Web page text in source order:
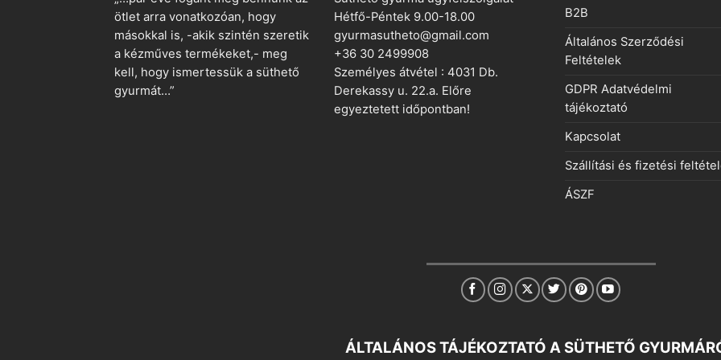
ötlet arra vonatkozóan, hogy
másokkal is, -akik szintén szeretik
a kézműves termékeket,- meg
kell, hogy ismertessük a süthető
gyurmát…”
Hétfő-Péntek 9.00-18.00
gyurmasutheto@gmail.com
+36 30 2499908
Személyes átvétel : 4031 Db.
Derekassy u. 22.a. Előre
egyeztetett időpontban!
B2B
Általános Szerződési
Feltételek
GDPR Adatvédelmi
tájékoztató
Kapcsolat
Szállítási és fizetési
ÁSZF
ÁLTALÁNOS TÁJÉKOZTATÓ A SÜTHETŐ